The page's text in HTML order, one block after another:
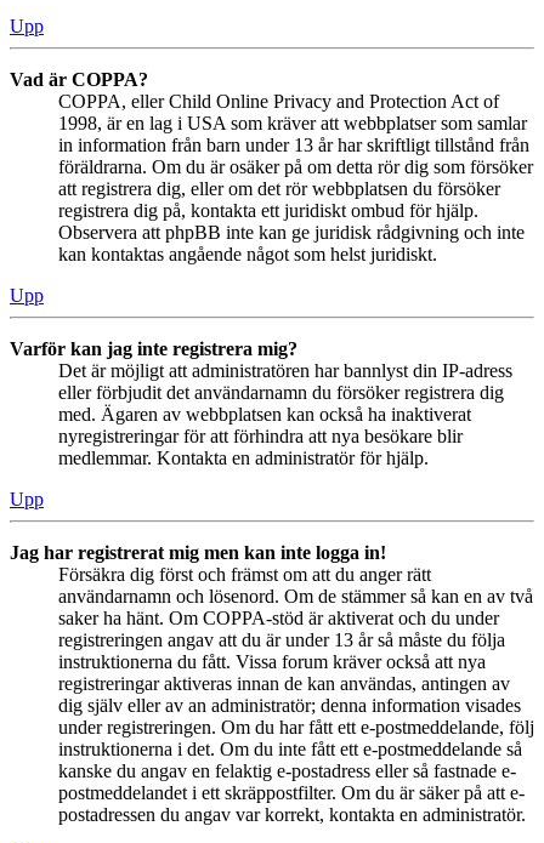
Upp
Vad är COPPA?
COPPA, eller Child Online Privacy and Protection Act of
1998, är en lag i USA som kräver att webbplatser som samlar
in information från barn under 13 år har skriftligt tillstånd från
föräldrarna. Om du är osäker på om detta rör dig som försöker
att registrera dig, eller om det rör webbplatsen du försöker
registrera dig på, kontakta ett juridiskt ombud för hjälp.
Observera att phpBB inte kan ge juridisk rådgivning och inte
kan kontaktas angående något som helst juridiskt.
Upp
Varför kan jag inte registrera mig?
Det är möjligt att administratören har bannlyst din IP-adress
eller förbjudit det användarnamn du försöker registrera dig
med. Ägaren av webbplatsen kan också ha inaktiverat
nyregistreringar för att förhindra att nya besökare blir
medlemmar. Kontakta en administratör för hjälp.
Upp
Jag har registrerat mig men kan inte logga in!
Försäkra dig först och främst om att du anger rätt
användarnamn och lösenord. Om de stämmer så kan en av två
saker ha hänt. Om COPPA-stöd är aktiverat och du under
registreringen angav att du är under 13 år så måste du följa
instruktionerna du fått. Vissa forum kräver också att nya
registreringar aktiveras innan de kan användas, antingen av
dig själv eller av an administratör; denna information visades
under registreringen. Om du har fått ett e-postmeddelande, följ
instruktionerna i det. Om du inte fått ett e-postmeddelande så
kanske du angav en felaktig e-postadress eller så fastnade e-
postmeddelandet i ett skräppostfilter. Om du är säker på att e-
postadressen du angav var korrekt, kontakta en administratör.